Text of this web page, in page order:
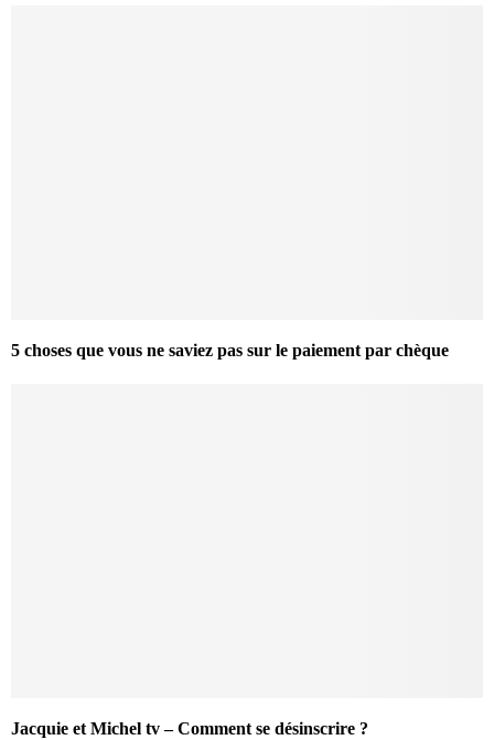
5 choses que vous ne saviez pas sur le paiement par chèque
Jacquie et Michel tv – Comment se désinscrire ?